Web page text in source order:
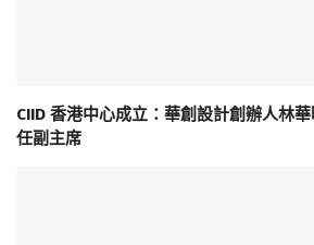
CIID 香港中心成立：華創設計創辦人林
任副主席